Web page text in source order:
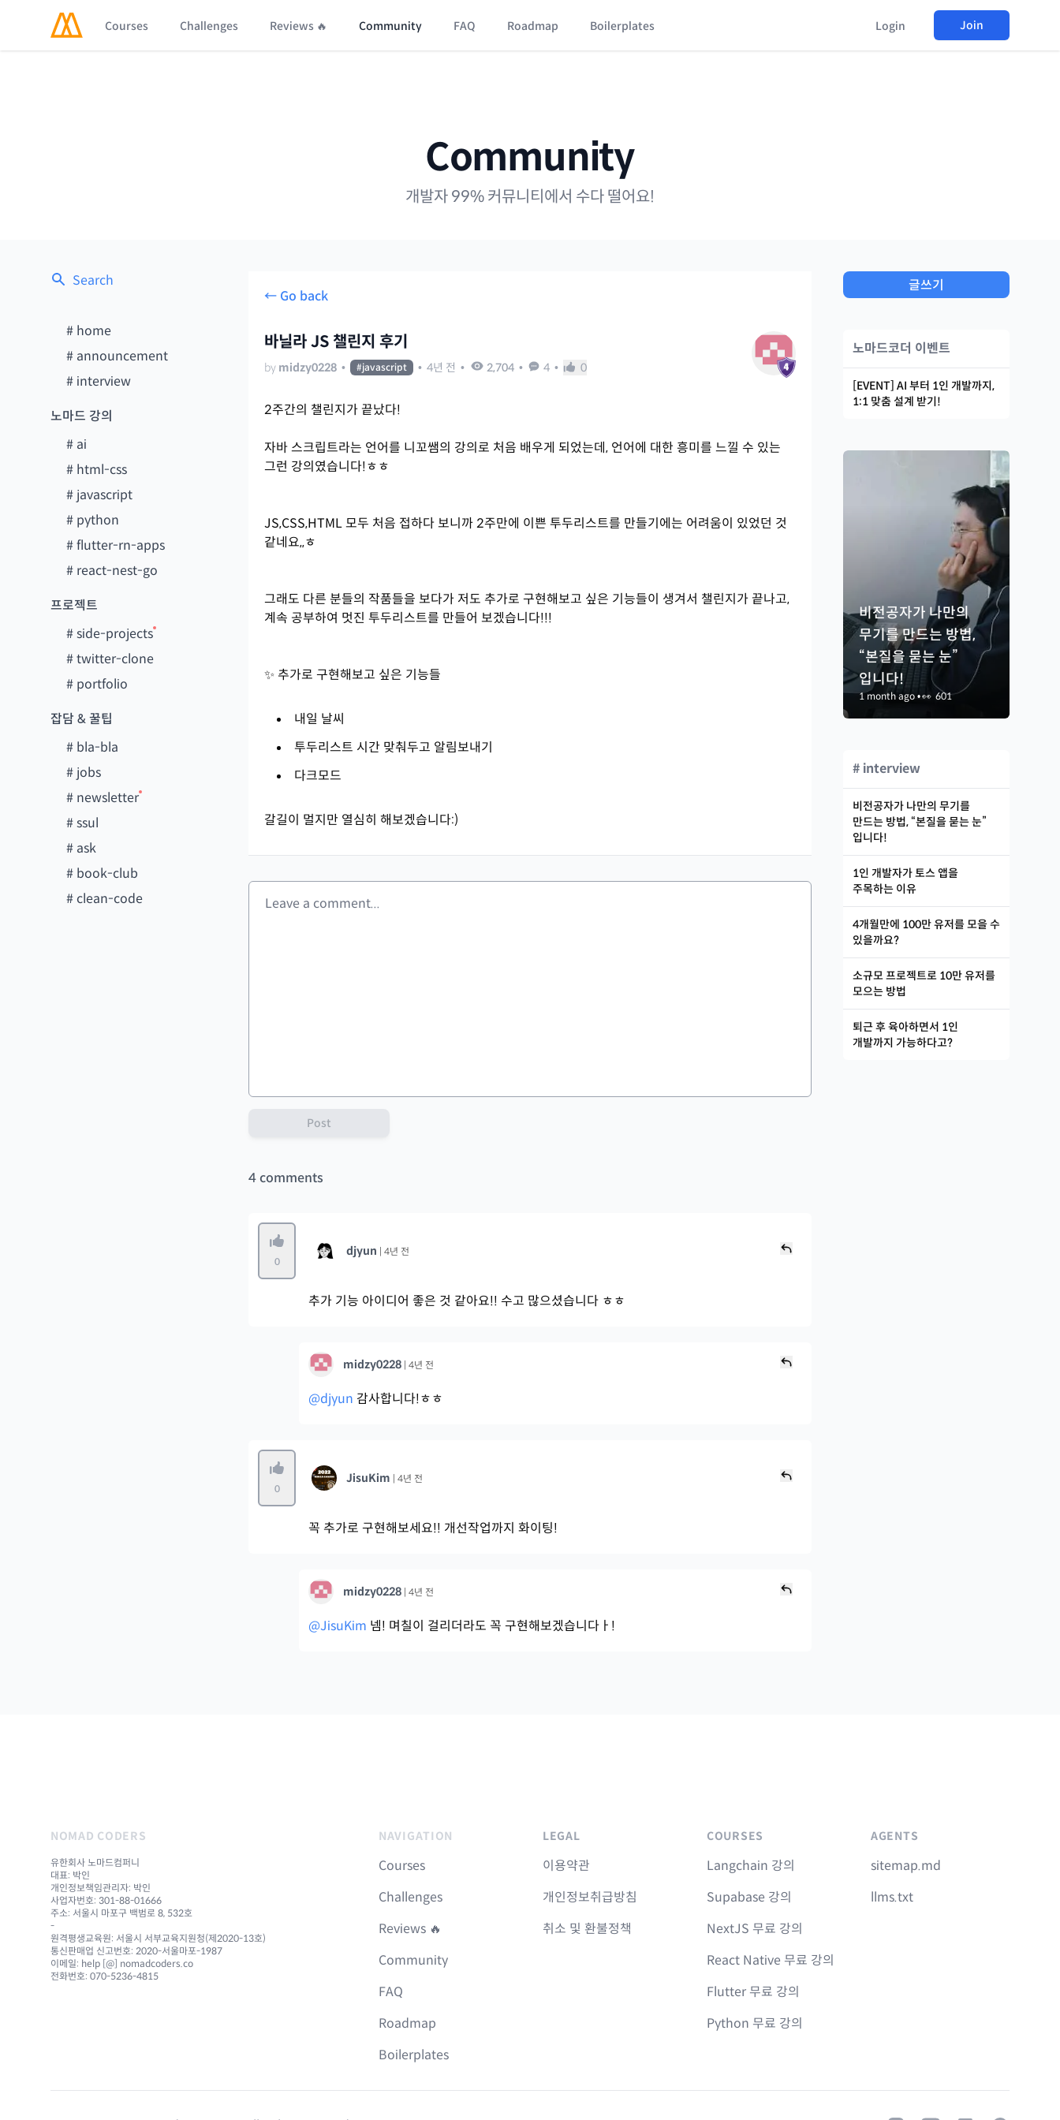
Courses Challenges Reviews 🔥 Community FAQ Roadmap Boilerplates Login Join
Community
개발자 99% 커뮤니티에서 수다 떨어요!
Search
# home
# announcement
# interview
노마드 강의
# ai
# html-css
# javascript
# python
#flutter-rn-apps
# react-nest-go
프로젝트
#side-projects
#twitter-clone
# portfolio
잡담 & 꿀팁
# bla-bla
# jobs
# newsletter
#ssul
# ask
# book-club
#clean-code
← Go back
바닐라 JS 챌린지 후기
by midzy0228 • #javascript • 4년 전 • 2,704 • 4 • 0
2주간의 챌린지가 끝났다!
자바 스크립트라는 언어를 니꼬쌤의 강의로 처음 배우게 되었는데, 언어에 대한 흥미를 느낄 수 있는
그런 강의였습니다!ㅎㅎ
JS,CSS,HTML 모두 처음 접하다 보니까 2주만에 이쁜 투두리스트를 만들기에는 어려움이 있었던 것
같네요,,ㅎ
그래도 다른 분들의 작품들을 보다가 저도 추가로 구현해보고 싶은 기능들이 생겨서 챌린지가 끝나고,
계속 공부하여 멋진 투두리스트를 만들어 보겠습니다!!!
✨ 추가로 구현해보고 싶은 기능들
내일 날씨
투두리스트 시간 맞춰두고 알림보내기
다크모드
갈길이 멀지만 열심히 해보겠습니다:)
Post
4comments
0
djyun 4년 전
추가 기능 아이디어 좋은 것 같아요!! 수고 많으셨습니다 ㅎㅎ
midzy0228 4년 전
@djyun 감사합니다!ㅎㅎ
0
JisuKim 4년 전
꼭 추가로 구현해보세요!! 개선작업까지 화이팅!
midzy0228 4년 전
@JisuKim 넴! 며칠이 걸리더라도 꼭 구현해보겠습니다ㅏ!
글쓰기
노마드코더 이벤트
[EVENT] AI 부터 1인 개발까지,
1:1 맞춤 설계 받기!
비전공자가 나만의
무기를 만드는 방법,
“본질을 묻는 눈”
입니다!
1 month ago•👀 601
# interview
비전공자가 나만의 무기를
만드는 방법, “본질을 묻는 눈”
입니다!
1인 개발자가 토스 앱을
주목하는 이유
4개월만에 100만 유저를 모을 수
있을까요?
소규모 프로젝트로 10만 유저를
모으는 방법
퇴근 후 육아하면서 1인
개발까지 가능하다고?
NOMAD CODERS
유한회사 노마드컴퍼니
대표: 박인
개인정보책임관리자: 박인
사업자번호: 301-88-01666
주소: 서울시 마포구 백범로 8, 532호
-
원격평생교육원: 서울시 서부교육지원청(제2020-13호)
통신판매업 신고번호: 2020-서울마포-1987
이메일: help [@] nomadcoders.co
전화번호: 070-5236-4815
NAVIGATION
Courses
Challenges
Reviews 🔥
Community
FAQ
Roadmap
Boilerplates
LEGAL
이용약관
개인정보취급방침
취소 및 환불정책
COURSES
Langchain 강의
Supabase 강의
NextJS 무료 강의
React Native 무료 강의
Flutter 무료 강의
Python 무료 강의
AGENTS
sitemap.md
llms.txt